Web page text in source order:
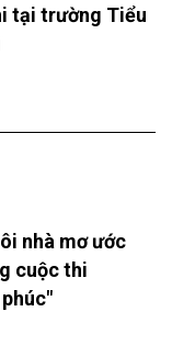
tại trường Tiểu
nhà mơ ước
cuộc thi